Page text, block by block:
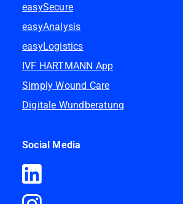
easySecure
easyAnalysis
easyLogistics
IVF HARTMANN App
Simply Wound Care
Digitale Wundberatung
Social Media